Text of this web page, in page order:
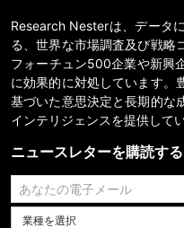
Research Nesterは、データ
る、世界な市場調査及び戦略
フォーチュン500企業や新興
に効果的に対処しています。
基づいた意思決定と長期的な
インテリジェンスを提供してい
ニュースレターを購読する
業種を選択してください